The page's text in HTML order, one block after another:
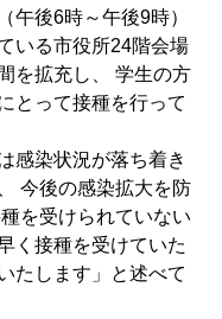
午後6時～午後9時）
いる市役所24階会場
を拡充し、 学生の方
とって接種を行って
感染状況が落ち着き
今後の感染拡大を防
を受けられていない
く接種を受けていた
たします」と述べて